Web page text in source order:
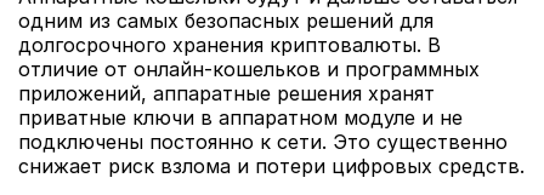
одним из самых безопасных решений для
долгосрочного хранения криптовалюты. В
отличие от онлайн-кошельков и программных
приложений, аппаратные решения хранят
приватные ключи в аппаратном модуле и не
подключены постоянно к сети. Это существенно
снижает риск взлома и потери цифровых средств.